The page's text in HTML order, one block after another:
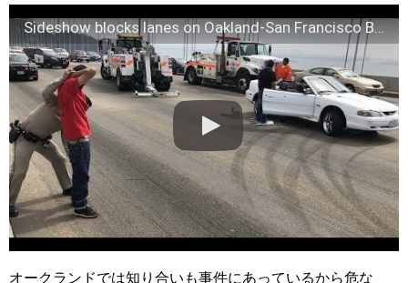
Sideshow blocks lanes on Oakland-San Francisco Bay Bridge
オークランドでは知り合いも事件にあっているから危な